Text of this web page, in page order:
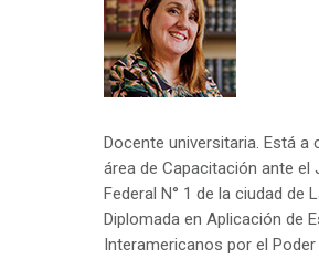
Docente universitaria. Está a
área de Capacitación ante el
Federal N° 1 de la ciudad de
Diplomada en Aplicación de
Interamericanos por el Poder